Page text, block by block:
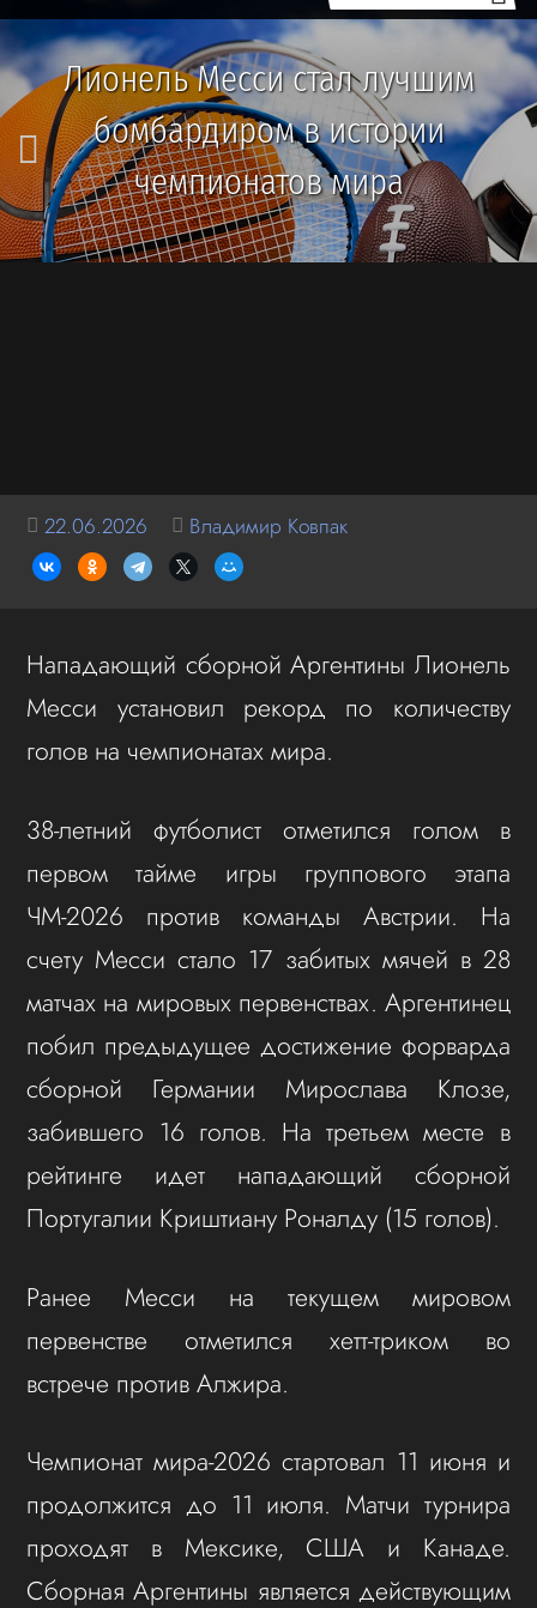
Лионель Месси стал лучшим
бомбардиром в истории
чемпионатов мира
22.06.2026 Владимир Ковпак
Нападающий сборной Аргентины Лионель
Месси установил рекорд по количеству
голов на чемпионатах мира.
38-летний футболист отметился голом в
первом тайме игры группового этапа
ЧМ-2026 против команды Австрии. На
счету Месси стало 17 забитых мячей в 28
матчах на мировых первенствах. Аргентинец
побил предыдущее достижение форварда
сборной Германии Мирослава Клозе,
забившего 16 голов. На третьем месте в
рейтинге идет нападающий сборной
Португалии Криштиану Роналду (15 голов).
Ранее Месси на текущем мировом
первенстве отметился хетт-триком во
встрече против Алжира.
Чемпионат мира-2026 стартовал 11 июня и
продолжится до 11 июля. Матчи турнира
проходят в Мексике, США и Канаде.
Сборная Аргентины является действующим